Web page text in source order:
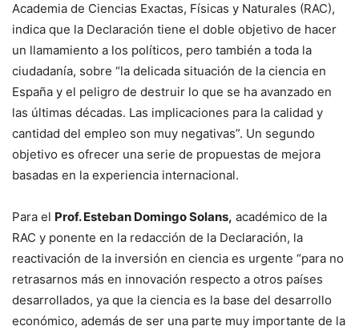
Academia de Ciencias Exactas, Físicas y Naturales (RAC),
indica que la Declaración tiene el doble objetivo de hacer
un llamamiento a los políticos, pero también a toda la
ciudadanía, sobre “la delicada situación de la ciencia en
España y el peligro de destruir lo que se ha avanzado en
las últimas décadas. Las implicaciones para la calidad y
cantidad del empleo son muy negativas”. Un segundo
objetivo es ofrecer una serie de propuestas de mejora
basadas en la experiencia internacional.
Para el Prof. Esteban Domingo Solans, académico de la
RAC y ponente en la redacción de la Declaración, la
reactivación de la inversión en ciencia es urgente “para no
retrasarnos más en innovación respecto a otros países
desarrollados, ya que la ciencia es la base del desarrollo
económico, además de ser una parte muy importante de la